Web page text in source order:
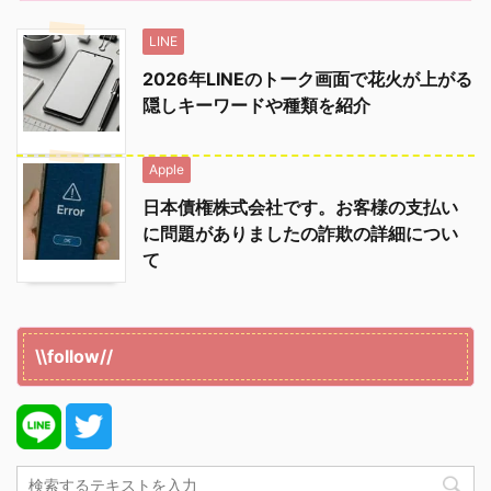
LINE
2026年LINEのトーク画面で花火が上がる
隠しキーワードや種類を紹介
Apple
日本債権株式会社です。お客様の支払い
に問題がありましたの詐欺の詳細につい
て
\\follow//